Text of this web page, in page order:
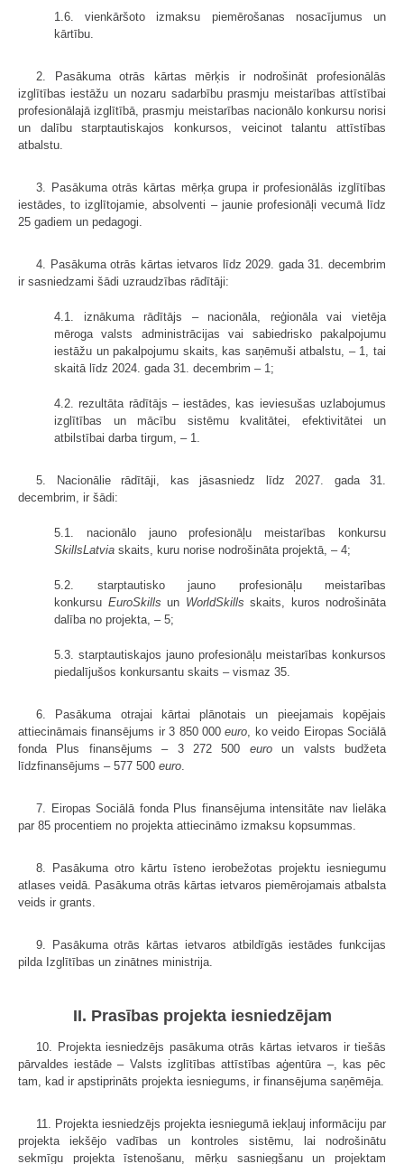
1.6. vienkāršoto izmaksu piemērošanas nosacījumus un
kārtību.
2. Pasākuma otrās kārtas mērķis ir nodrošināt profesionālās
izglītības iestāžu un nozaru sadarbību prasmju meistarības attīstībai
profesionālajā izglītībā, prasmju meistarības nacionālo konkursu norisi
un dalību starptautiskajos konkursos, veicinot talantu attīstības
atbalstu.
3. Pasākuma otrās kārtas mērķa grupa ir profesionālās izglītības
iestādes, to izglītojamie, absolventi – jaunie profesionāļi vecumā līdz
25 gadiem un pedagogi.
4. Pasākuma otrās kārtas ietvaros līdz 2029. gada 31. decembrim
ir sasniedzami šādi uzraudzības rādītāji:
4.1. iznākuma rādītājs – nacionāla, reģionāla vai vietēja
mēroga valsts administrācijas vai sabiedrisko pakalpojumu
iestāžu un pakalpojumu skaits, kas saņēmuši atbalstu, – 1, tai
skaitā līdz 2024. gada 31. decembrim – 1;
4.2. rezultāta rādītājs – iestādes, kas ieviesušas uzlabojumus
izglītības un mācību sistēmu kvalitātei, efektivitātei un
atbilstībai darba tirgum, – 1.
5. Nacionālie rādītāji, kas jāsasniedz līdz 2027. gada 31.
decembrim, ir šādi:
5.1. nacionālo jauno profesionāļu meistarības konkursu
SkillsLatvia skaits, kuru norise nodrošināta projektā, – 4;
5.2. starptautisko jauno profesionāļu meistarības
konkursu EuroSkills un WorldSkills skaits, kuros nodrošināta
dalība no projekta, – 5;
5.3. starptautiskajos jauno profesionāļu meistarības konkursos
piedalījušos konkursantu skaits – vismaz 35.
6. Pasākuma otrajai kārtai plānotais un pieejamais kopējais
attiecināmais finansējums ir 3 850 000euro , ko veido Eiropas Sociālā
fonda Plus finansējums – 3 272 500 euroun valsts budžeta
līdzfinansējums – 577 500 euro
7. Eiropas Sociālā fonda Plus finansējuma intensitāte nav lielāka
par 85 procentiem no projekta attiecināmo izmaksu kopsummas.
8. Pasākuma otro kārtu īsteno ierobežotas projektu iesniegumu
atlases veidā. Pasākuma otrās kārtas ietvaros piemērojamais atbalsta
veids ir grants.
9. Pasākuma otrās kārtas ietvaros atbildīgās iestādes funkcijas
pilda Izglītības un zinātnes ministrija.
II. Prasības projekta iesniedzējam
10. Projekta iesniedzējs pasākuma otrās kārtas ietvaros ir tiešās
pārvaldes iestāde – Valsts izglītības attīstības aģentūra –, kas pēc
tam, kad ir apstiprināts projekta iesniegums, ir finansējuma saņēmēja.
11. Projekta iesniedzējs projekta iesniegumā iekļauj informāciju par
projekta iekšējo vadības un kontroles sistēmu, lai nodrošinātu
sekmīgu projekta īstenošanu, mērķu sasniegšanu un projektam